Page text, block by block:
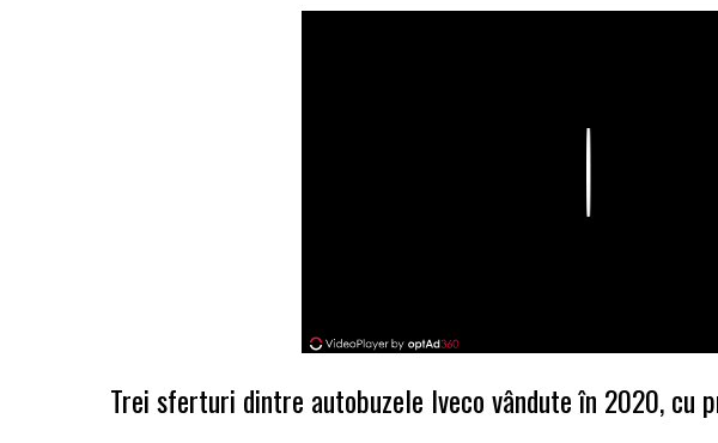
Trei sferturi dintre autobuzele Iveco vândute în 2020, cu